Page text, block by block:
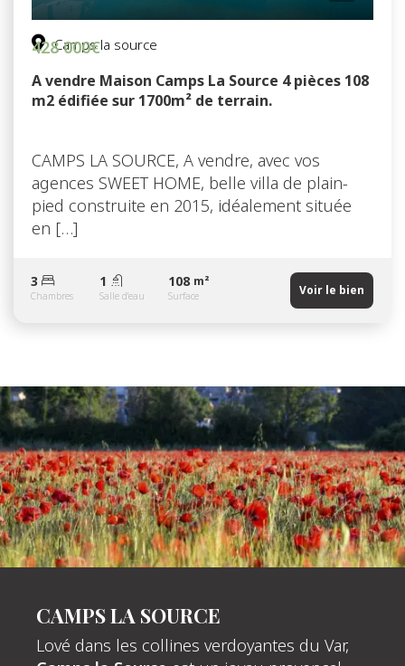
CAMPS LA SOURCE
Lové dans les collines verdoyantes du Var,
Camps la source
428 000€
A vendre Maison Camps La Source 4 pièces 108
m2 édifiée sur 1700m² de terrain.
CAMPS LA SOURCE, A vendre, avec vos
agences SWEET HOME, belle villa de plain-
pied construite en 2015, idéalement située
en […]
3
Chambres
1
Salle d'eau
108 m²
Surface Voir le bien